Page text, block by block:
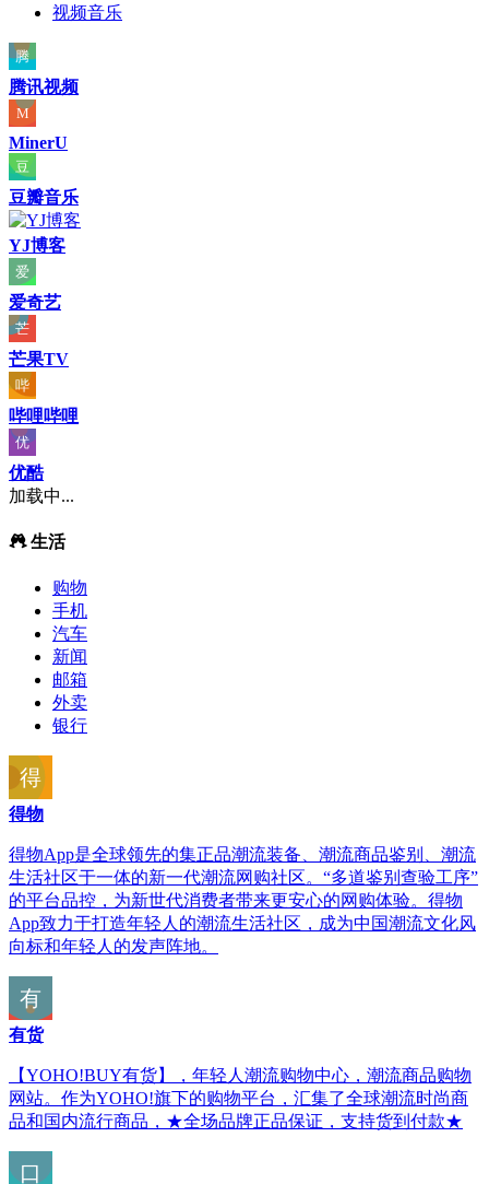
视频音乐
腾讯视频
MinerU
豆瓣音乐
YJ博客
爱奇艺
芒果TV
哔哩哔哩
优酷
加载中...
生活
购物
手机
汽车
新闻
邮箱
外卖
银行
得物
得物App是全球领先的集正品潮流装备、潮流商品鉴别、潮流
生活社区于一体的新一代潮流网购社区。“多道鉴别查验工序”
的平台品控，为新世代消费者带来更安心的网购体验。得物
App致力于打造年轻人的潮流生活社区，成为中国潮流文化风
向标和年轻人的发声阵地。
有货
【YOHO!BUY有货】，年轻人潮流购物中心，潮流商品购物
网站。作为YOHO!旗下的购物平台，汇集了全球潮流时尚商
品和国内流行商品，★全场品牌正品保证，支持货到付款★